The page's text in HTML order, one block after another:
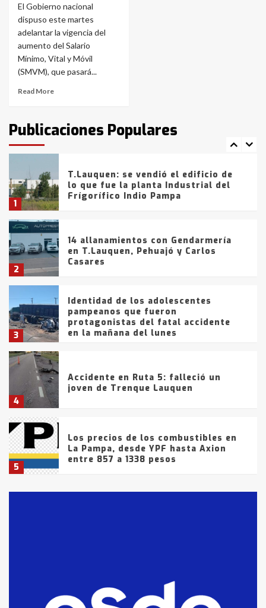
El Gobierno nacional
dispuso este martes
adelantar la vigencia del
aumento del Salario
Mínimo, Vital y Móvil
(SMVM), que pasará...
Read More
Publicaciones Populares
5
6
La Bolsa de Cereales de Bahía
Blanca anticipa que Agosto vendrá
con lluvias y heladas, en gran parte
de la provincia
fueron detenidos por
comercialización de drogas en la
tarde del sábado
1
T.Lauquen: se vendió el edificio de
lo que fue la planta Industrial del
Frígorífico Indio Pampa
2
14 allanamientos con Gendarmería
en T.Lauquen, Pehuajó y Carlos
Casares
3
Identidad de los adolescentes
pampeanos que fueron
protagonistas del fatal accidente
en la mañana del lunes
4
Accidente en Ruta 5: falleció un
joven de Trenque Lauquen
5
Los precios de los combustibles en
La Pampa, desde YPF hasta Axion
entre 857 a 1338 pesos
fueron detenidos por
comercialización de drogas en la
tarde del sábado